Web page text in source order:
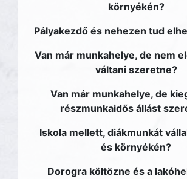
környékén?
Pályakezdő és nehezen tud
Van már munkahelye, de nem
váltani szeretne?
Van már munkahelye, de
részmunkaidős állást
Iskola mellett, diákmunkát
és környékén?
Dorogra költözne és a